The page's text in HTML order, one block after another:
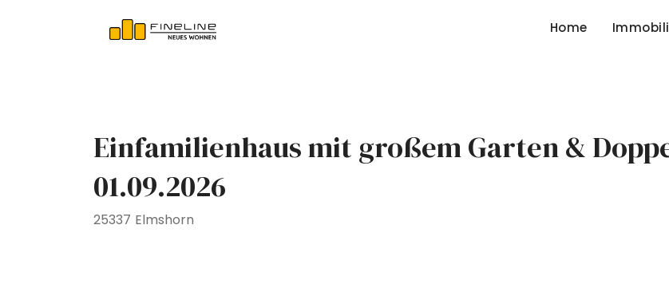
Home
Einfamilienhaus mit großem Garten &
01.09.2026
25337 Elmshorn